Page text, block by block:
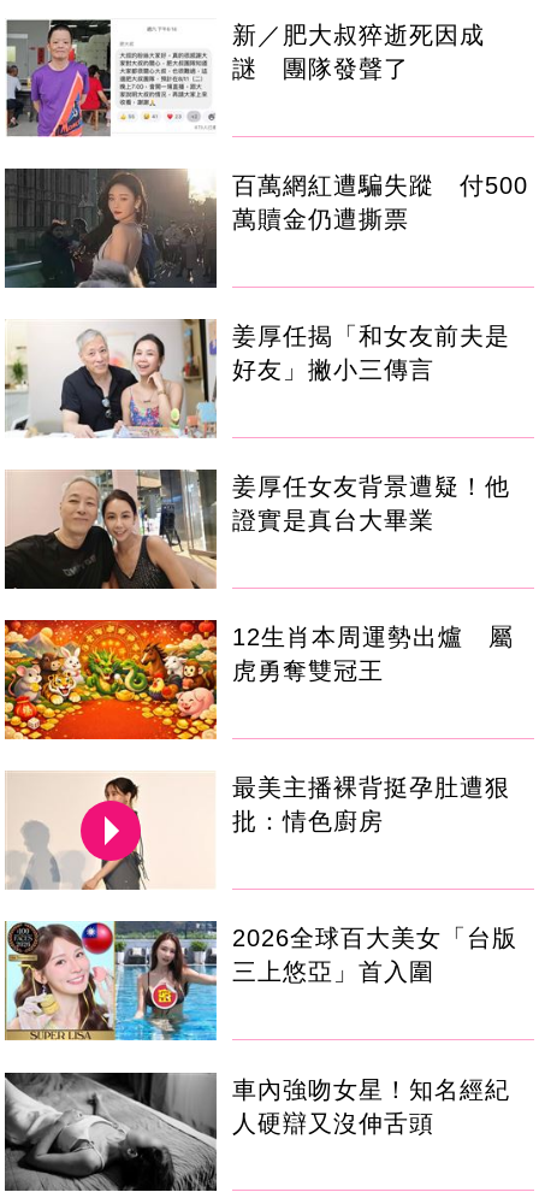
新／肥大叔猝逝死因成
謎 團隊發聲了
百萬網紅遭騙失蹤 付500
萬贖金仍遭撕票
姜厚任揭「和女友前夫是
好友」撇小三傳言
姜厚任女友背景遭疑！他
證實是真台大畢業
12生肖本周運勢出爐 屬
虎勇奪雙冠王
最美主播裸背挺孕肚遭狠
批：情色廚房
2026全球百大美女「台版
三上悠亞」首入圍
車內強吻女星！知名經紀
人硬辯又沒伸舌頭